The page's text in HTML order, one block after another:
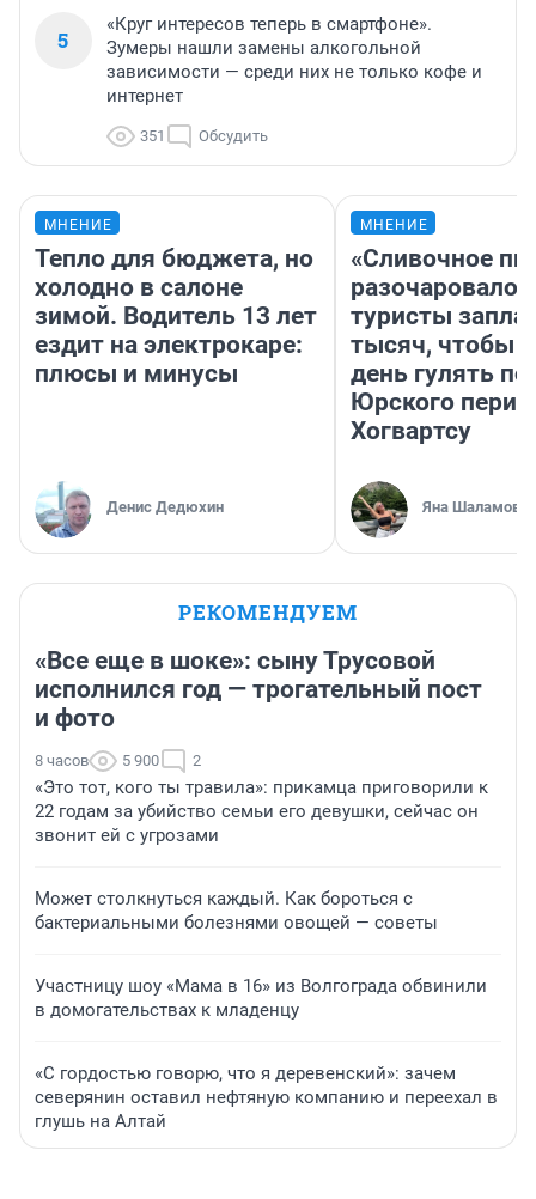
5
«Круг интересов теперь в смартфоне».
Зумеры нашли замены алкогольной
зависимости — среди них не только кофе и
интернет
351 Обсудить
МНЕНИЕ
Тепло для бюджета, но
холодно в салоне
зимой. Водитель 13 лет
ездит на электрокаре:
плюсы и минусы
Денис Дедюхин
МНЕНИЕ
«Сливочное
разочаровало»:
туристы
тысяч, чтобы
день гулять по
Юрского
Хогвартсу
Яна Шаламова
РЕКОМЕНДУЕМ
«Все еще в шоке»: сыну Трусовой
исполнился год — трогательный пост
и фото
8 часов 5 900 2
«Это тот, кого ты травила»: прикамца приговорили к
22 годам за убийство семьи его девушки, сейчас он
звонит ей с угрозами
Может столкнуться каждый. Как бороться с
бактериальными болезнями овощей — советы
Участницу шоу «Мама в 16» из Волгограда обвинили
в домогательствах к младенцу
«С гордостью говорю, что я деревенский»: зачем
северянин оставил нефтяную компанию и переехал в
глушь на Алтай